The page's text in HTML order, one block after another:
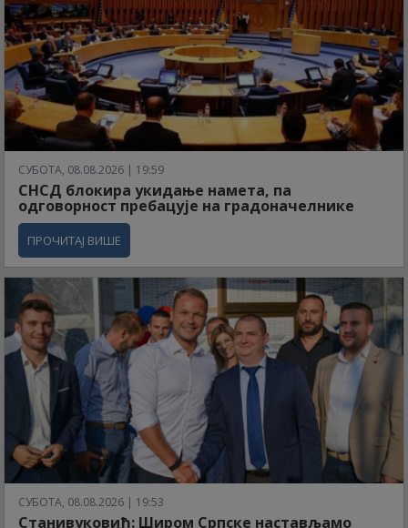
СУБОТА, 08.08.2026 | 19:59
СНСД блокира укидање намета, па
одговорност пребацује на градоначелнике
ПРОЧИТАЈ ВИШЕ
СУБОТА, 08.08.2026 | 19:53
Станивуковић: Широм Српске настављамо